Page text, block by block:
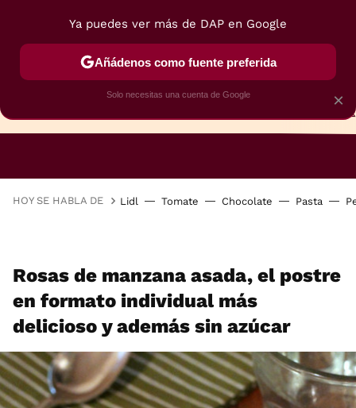
HOY SE HABLA DE Lidl Tomate Chocolate Pasta
Rosas de manzana asada, el postre
en formato individual más
delicioso y además sin azúcar
×
Ya puedes ver más de DAP en Google
Añádenos como fuente preferida
Solo necesitas una cuenta de Google